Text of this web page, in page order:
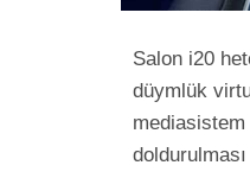
Salon i20
düymlük